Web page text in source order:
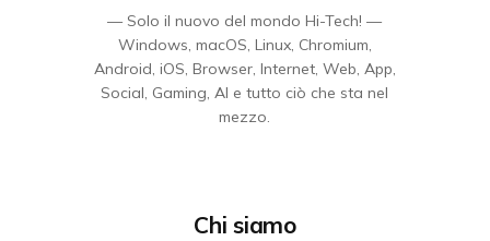
— Solo il nuovo del mondo Hi-Tech! —
Windows, macOS, Linux, Chromium,
Android, iOS, Browser, Internet, Web, App,
Social, Gaming, AI e tutto ciò che sta nel
mezzo.
Chi siamo